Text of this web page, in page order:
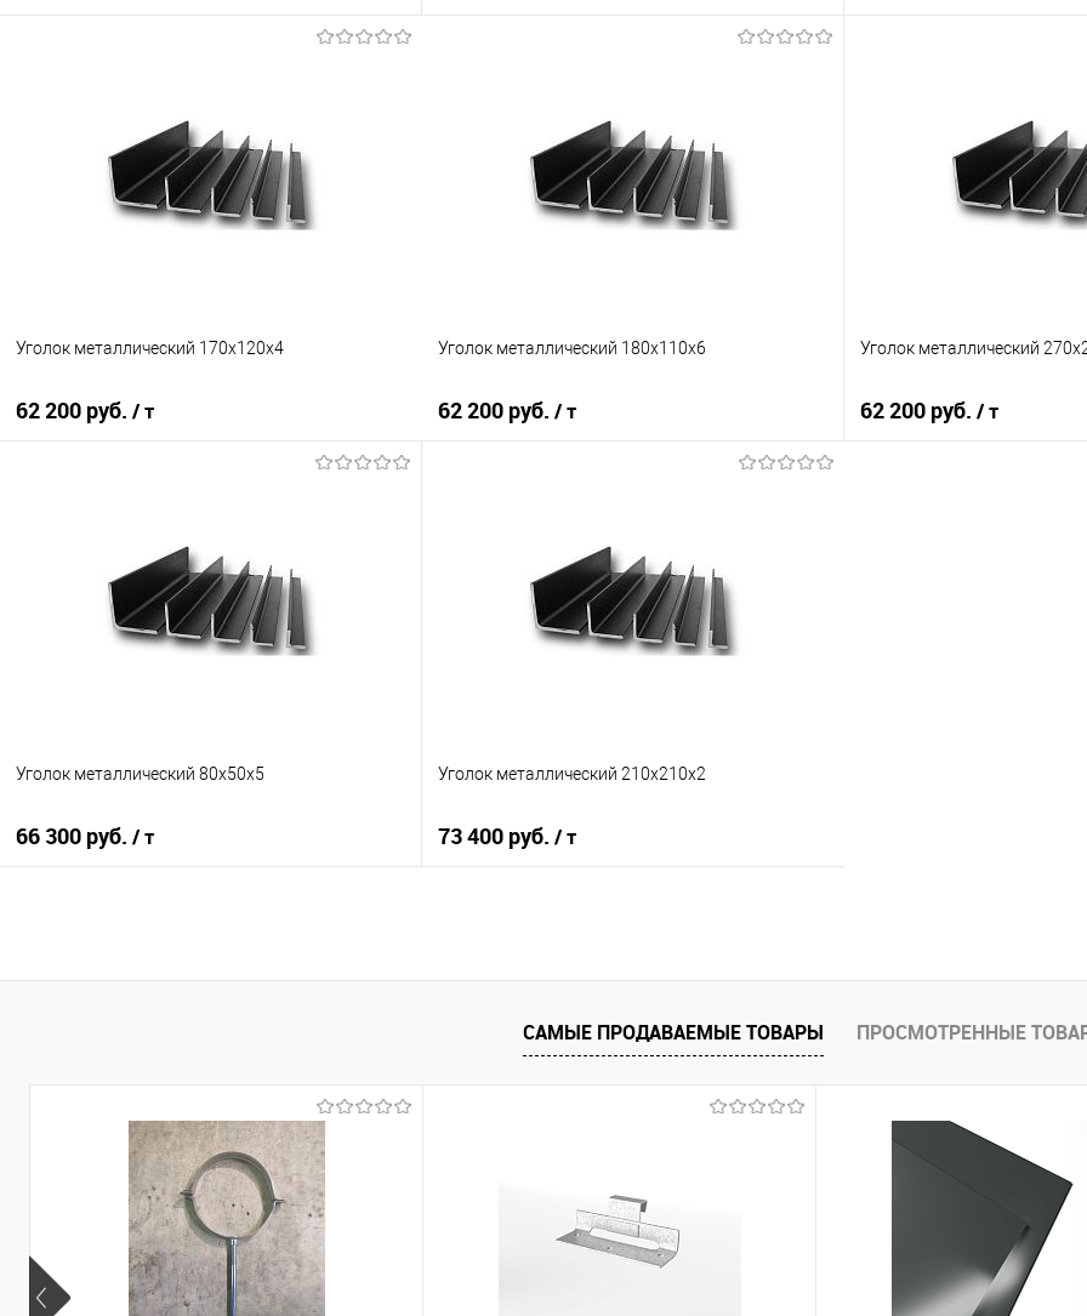
Купить в 1 клик
Сравнение
В избранное
Под заказ
Купить в 1 клик
Сравнение
В избранное
Под заказ
Купить в 1 клик
В избранное
Уголок металлический 170х120х4
62 200 руб. / т
Купить в 1 клик
Сравнение
В избранное
Под заказ
Уголок металлический 180х110х6
62 200 руб. / т
Купить в 1 клик
Сравнение
В избранное
Под заказ
Уголок металлический
62 200 руб. / т
Уголок металлический 80х50х5
66 300 руб. / т
Уголок металлический 210х210х2
73 400 руб. / т
В избранное
Под заказ
САМЫЕ ПРОДАВАЕМЫЕ ТОВАРЫ ПРОСМОТРЕННЫЕ